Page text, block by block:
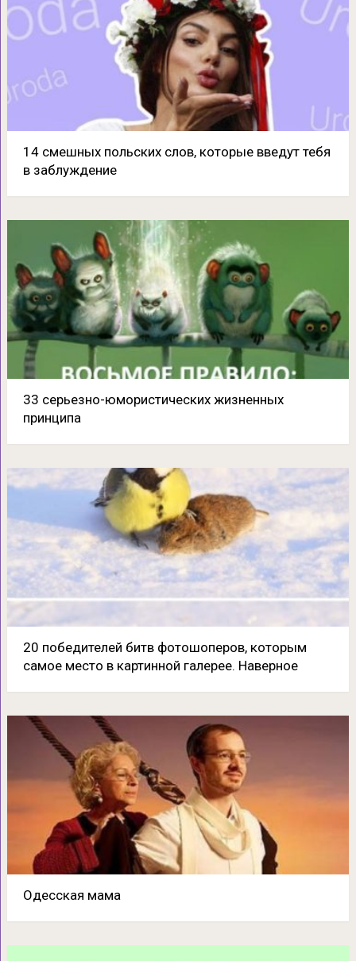
14 смешных польских слов, которые введут тебя
в заблуждение
33 серьезно-юмористических жизненных
принципа
20 победителей битв фотошоперов, которым
самое место в картинной галерее. Наверное
Одесская мама